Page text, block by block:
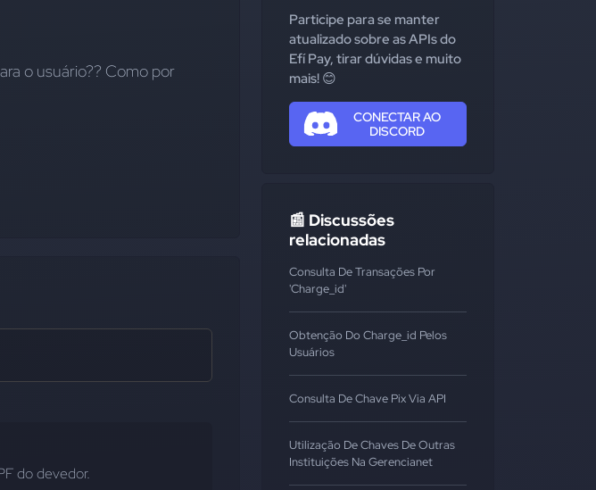
o usuário?? Como por
do devedor.
Participe para se manter
atualizado sobre as APIs do
Efí Pay, tirar dúvidas e muito
mais! 😊
CONECTAR AO
DISCORD
📰 Discussões
relacionadas
Consulta De Transações Por
'charge_id'
Obtenção Do Charge_id Pelos
Usuários
Consulta De Chave Pix Via API
Utilização De Chaves De Outras
Instituições Na Gerencianet